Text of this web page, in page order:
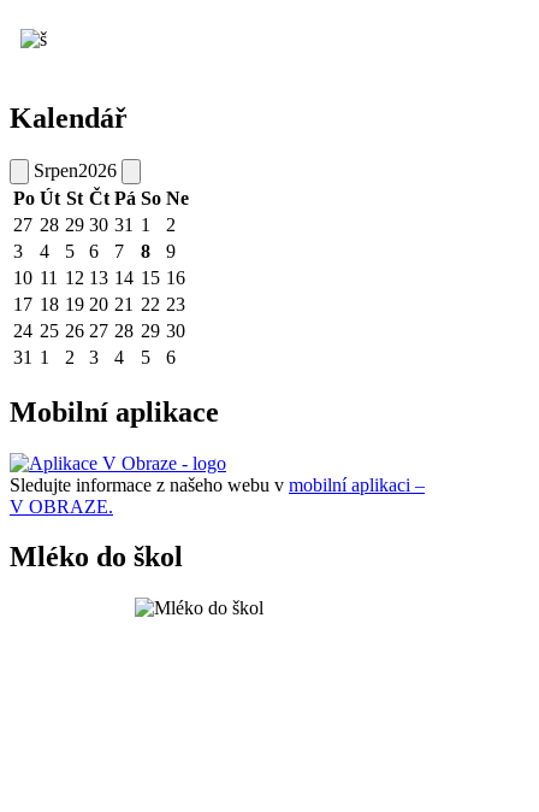
Kalendář
Srpen2026
Po Út St Čt Pá So Ne
27 28 29 30 31 1
2
3
4 5 6 7 8
9
10 11 12 13 14 15 16
17 18 19 20 21 22 23
24 25 26 27 28 29 30
31 1 2 3 4 5 6
Mobilní aplikace
Sledujte informace z našeho webu v mobilní aplikaci –
V OBRAZE.
Mléko do škol